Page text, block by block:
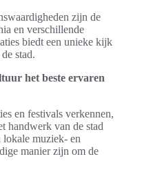
zijn de
en verschillende
biedt een unieke kijk
stad.
het beste ervaren
en festivals verkennen,
handwerk van de stad
muziek- en
manier zijn om de